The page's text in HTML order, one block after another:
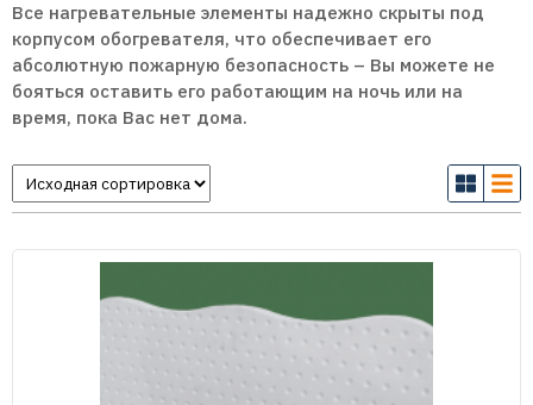
Все нагревательные элементы надежно скрыты под
корпусом обогревателя, что обеспечивает его
абсолютную пожарную безопасность – Вы можете не
бояться оставить его работающим на ночь или на
время, пока Вас нет дома.